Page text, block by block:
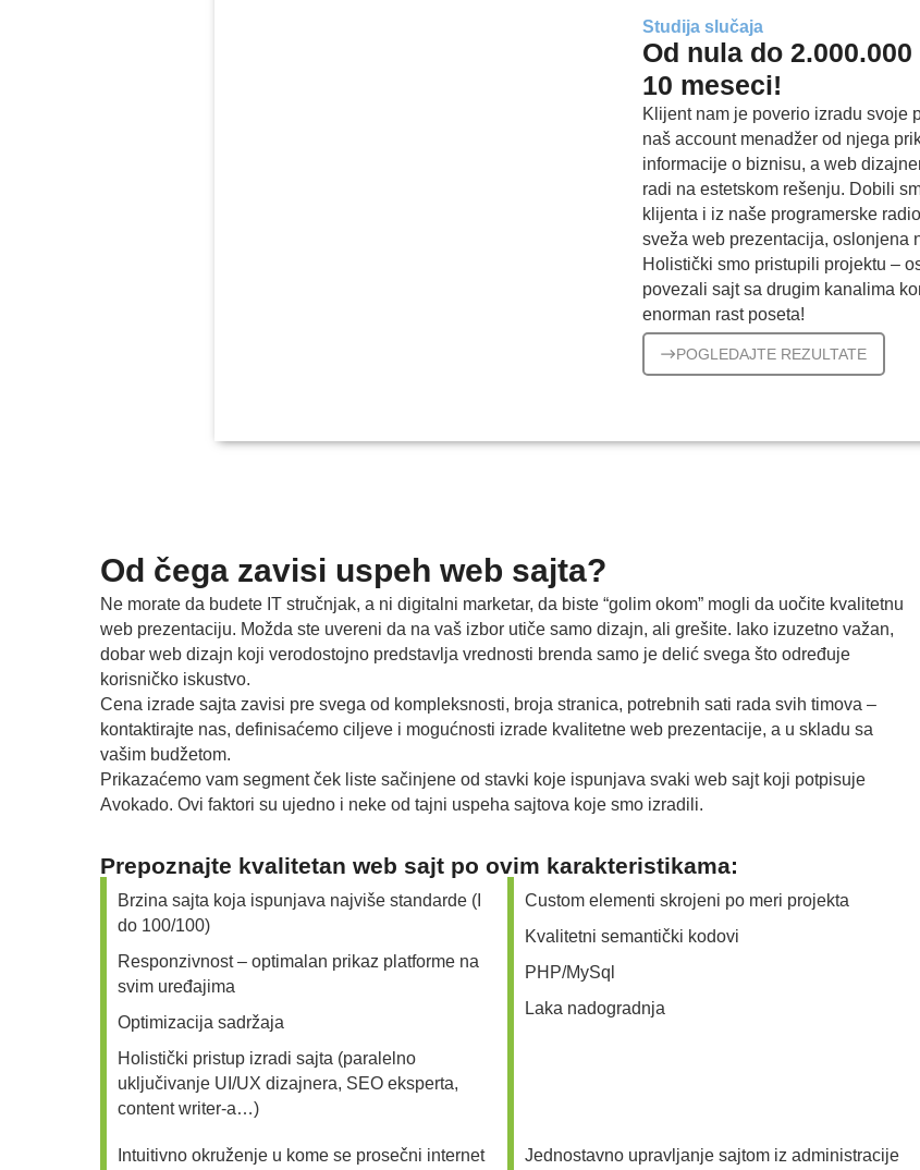
Studija slučaja
Od nula do
10 meseci!
Klijent nam je poverio izradu svoje
naš account menadžer od njega
informacije o biznisu, a web
radi na estetskom rešenju. Dobili
klijenta i iz naše programerske
sveža web prezentacija, oslonjena
Holistički smo pristupili projektu –
povezali sajt sa drugim kanalima
enorman rast poseta!
POGLEDAJTE REZULTATE
Od čega zavisi uspeh web sajta?
Ne morate da budete IT stručnjak, a ni digitalni marketar, da biste “golim okom” mogli da uočite kvalitetnu
web prezentaciju. Možda ste uvereni da na vaš izbor utiče samo dizajn, ali grešite. Iako izuzetno važan,
dobar web dizajn koji verodostojno predstavlja vrednosti brenda samo je delić svega što određuje
korisničko iskustvo.
Cena izrade sajta zavisi pre svega od kompleksnosti, broja stranica, potrebnih sati rada svih timova –
kontaktirajte nas, definisaćemo ciljeve i mogućnosti izrade kvalitetne web prezentacije, a u skladu sa
vašim budžetom.
Prikazaćemo vam segment ček liste sačinjene od stavki koje ispunjava svaki web sajt koji potpisuje
Avokado. Ovi faktori su ujedno i neke od tajni uspeha sajtova koje smo izradili.
Prepoznajte kvalitetan web sajt po ovim karakteristikama:
Brzina sajta koja ispunjava najviše standarde (I
do 100/100)
Responzivnost – optimalan prikaz platforme na
svim uređajima
Optimizacija sadržaja
Holistički pristup izradi sajta (paralelno
uključivanje UI/UX dizajnera, SEO eksperta,
content writer-a…)
Custom elementi skrojeni po meri projekta
Kvalitetni semantički kodovi
PHP/MySql
Laka nadogradnja
Intuitivno okruženje u kome se prosečni internet
Jednostavno upravljanje sajtom iz administracije